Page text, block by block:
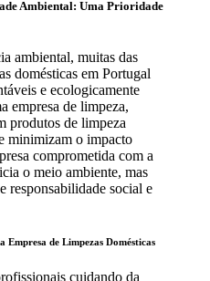
Ambiental: Uma Prioridade
ambiental, muitas das
domésticas em Portugal
e ecologicamente
empresa de limpeza,
produtos de limpeza
minimizam o impacto
comprometida com a
o meio ambiente, mas
responsabilidade social e
de Limpezas Domésticas
cuidando da